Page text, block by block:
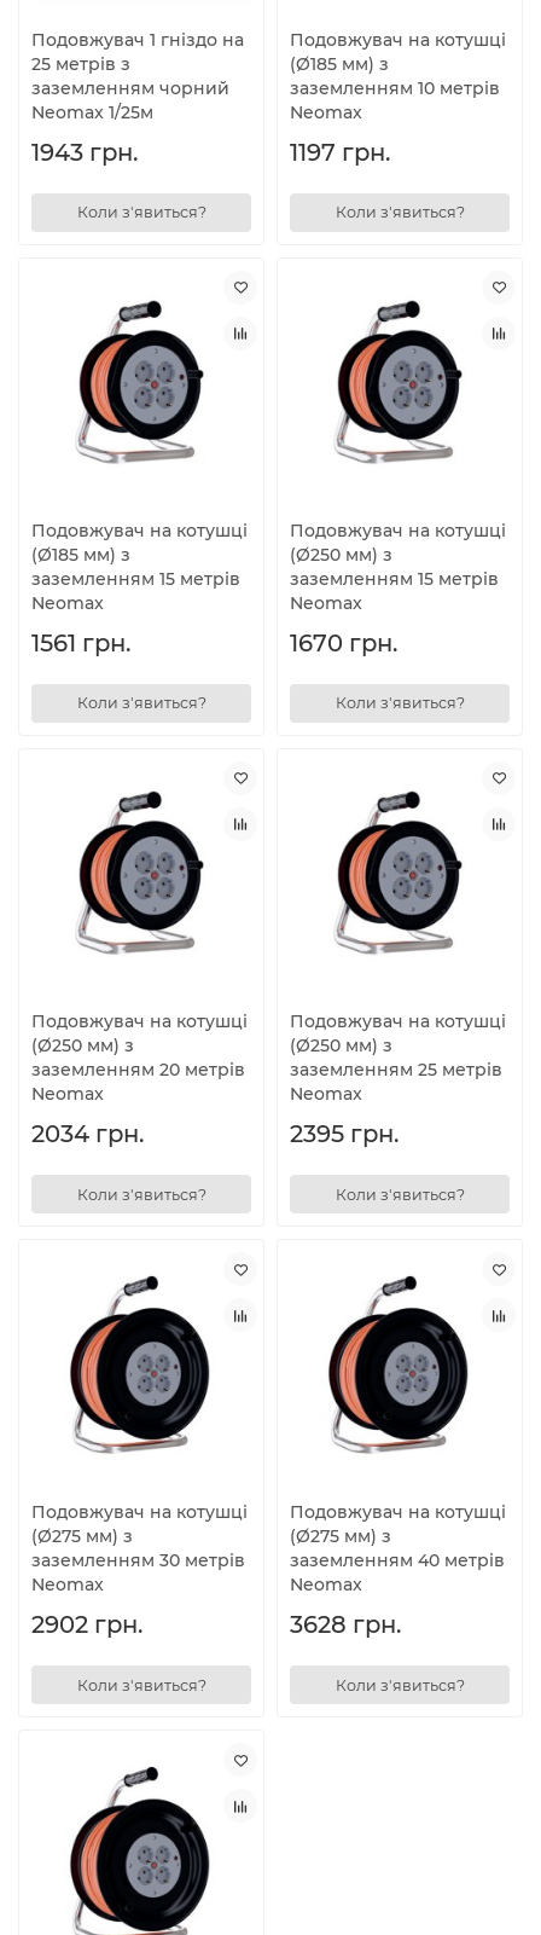
Подовжувач 1 гніздо на
25 метрів з
заземленням чорний
Neomax 1/25м
1943 грн.
Коли з'явиться?
Подовжувач на котушці
(Ø185 мм) з
заземленням 10 метрів
Neomax
1197 грн.
Коли з'явиться?
Подовжувач на котушці
(Ø185 мм) з
заземленням 15 метрів
Neomax
1561 грн.
Коли з'явиться?
Подовжувач на котушці
(Ø250 мм) з
заземленням 15 метрів
Neomax
1670 грн.
Коли з'явиться?
Подовжувач на котушці
(Ø250 мм) з
заземленням 20 метрів
Neomax
2034 грн.
Коли з'явиться?
Подовжувач на котушці
(Ø250 мм) з
заземленням 25 метрів
Neomax
2395 грн.
Коли з'явиться?
Подовжувач на котушці
(Ø275 мм) з
заземленням 30 метрів
Neomax
2902 грн.
Коли з'явиться?
Подовжувач на котушці
(Ø275 мм) з
заземленням 40 метрів
Neomax
3628 грн.
Коли з'явиться?